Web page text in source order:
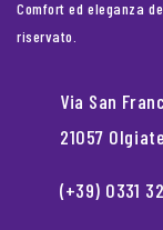
Comfort ed eleganza
riservato.
Via San
21057
(+39) 0331